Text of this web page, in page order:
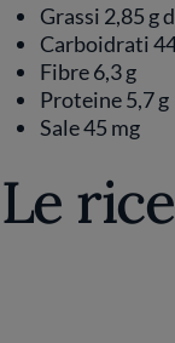
Grassi 2,85 g
Carboidrati
Fibre 6,3 g
Proteine 5,7 g
Sale 45 mg
Le